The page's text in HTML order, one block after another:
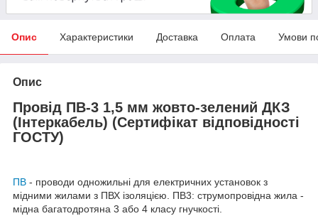
Опис Характеристики Доставка Оплата Умови
Опис
Провід ПВ-3 1,5 мм жовто-зелений ДКЗ
(Інтеркабель) (Сертифікат відповідності
ГОСТУ)
ПВ - проводи одножильні для електричних установок з
мідними жилами з ПВХ ізоляцією. ПВ3: струмопровідна жила -
мідна багатодротяна 3 або 4 класу гнучкості.